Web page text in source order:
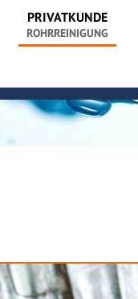
PRIVATKUNDE
ROHRREINIGUNG